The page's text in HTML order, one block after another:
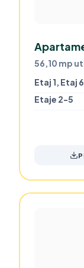
56,10 mp
Etaj 1, Etaj
Etaje 2-5